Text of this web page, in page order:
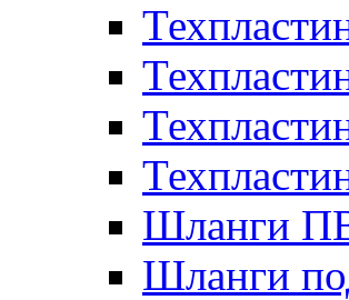
Шланги
Шланги